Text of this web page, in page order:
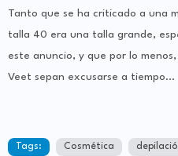
Tanto que se ha criticado a una
talla 40 era una talla grande,
este anuncio, y que por lo
Veet sepan excusarse a tiempo…
Tags: Cosmética